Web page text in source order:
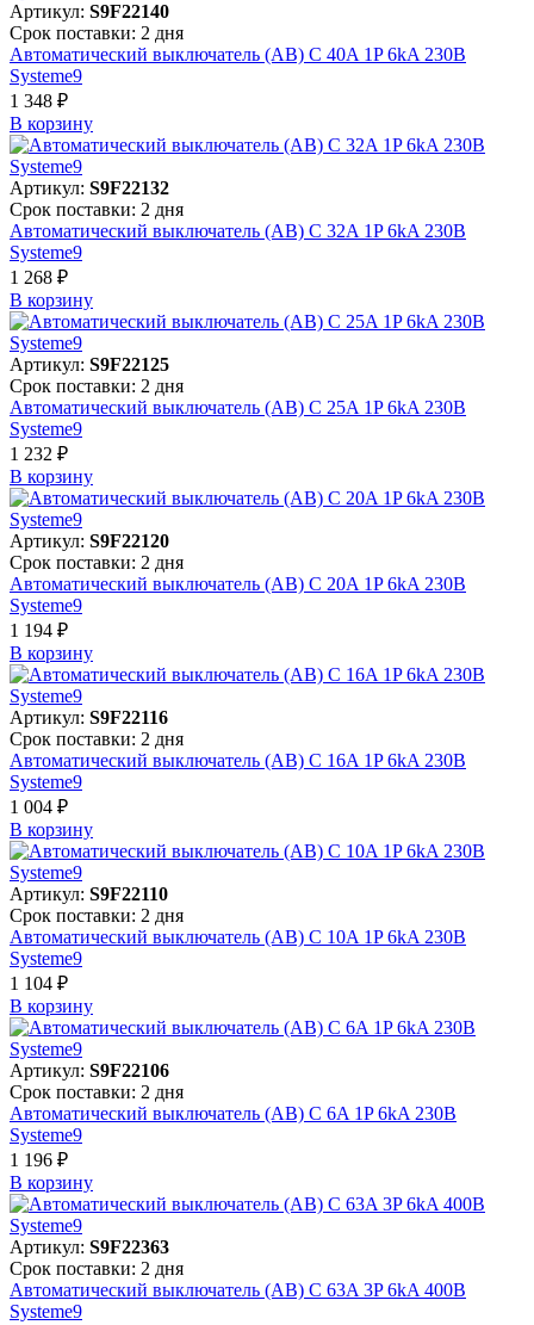
Артикул: S9F22140
Срок поставки: 2 дня
Автоматический выключатель (АВ) C 40A 1P 6kA 230В
Systeme9
1 348 ₽
В корзинy
Артикул: S9F22132
Срок поставки: 2 дня
Автоматический выключатель (АВ) C 32A 1P 6kA 230В
Systeme9
1 268 ₽
В корзинy
Артикул: S9F22125
Срок поставки: 2 дня
Автоматический выключатель (АВ) C 25A 1P 6kA 230В
Systeme9
1 232 ₽
В корзинy
Артикул: S9F22120
Срок поставки: 2 дня
Автоматический выключатель (АВ) C 20A 1P 6kA 230В
Systeme9
1 194 ₽
В корзинy
Артикул: S9F22116
Срок поставки: 2 дня
Автоматический выключатель (АВ) C 16A 1P 6kA 230В
Systeme9
1 004 ₽
В корзинy
Артикул: S9F22110
Срок поставки: 2 дня
Автоматический выключатель (АВ) C 10A 1P 6kA 230В
Systeme9
1 104 ₽
В корзинy
Артикул: S9F22106
Срок поставки: 2 дня
Автоматический выключатель (АВ) C 6A 1P 6kA 230В
Systeme9
1 196 ₽
В корзинy
Артикул: S9F22363
Срок поставки: 2 дня
Автоматический выключатель (АВ) C 63A 3P 6kA 400В
Systeme9